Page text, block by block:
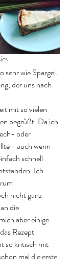
sehr wie Spargel.
der uns nach
mit so vielen
begrüßt. Da ich
oder
- auch wenn
schnell
Ich
nicht ganz
die
aber einige
Rezept
so kritisch mit
mal die erste